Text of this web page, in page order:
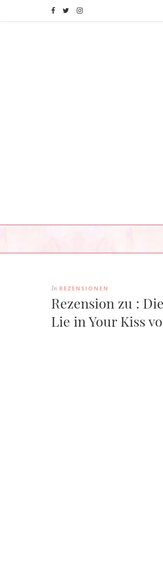
In REZENSIONEN
Rezension zu :
Lie in Your Kiss